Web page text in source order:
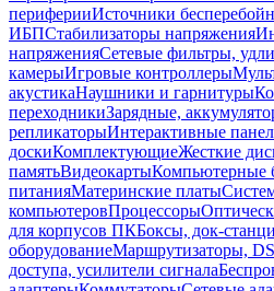
периферииИсточники
ИБПСтабилизаторы напряжения
напряженияСетевые фильтры,
камерыИгровые контроллеры
акустикаНаушники и гарнитуры
переходникиЗарядные,
репликаторыИнтерактивные
доскиКомплектующиеЖесткие
памятьВидеокартыКомпьютерные
питанияМатеринские платы
компьютеровПроцессоры
для корпусов ПКБоксы, док-
оборудованиеМаршрутизаторы,
доступа, усилители сигнала